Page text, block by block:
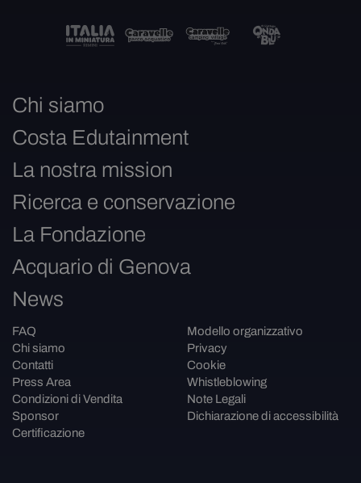
Chi siamo
Costa Edutainment
La nostra mission
Ricerca e conservazione
La Fondazione
Acquario di Genova
News
FAQ
Chi siamo
Contatti
Press Area
Condizioni di Vendita
Sponsor
Certificazione
Modello organizzativo
Privacy
Cookie
Whistleblowing
Note Legali
Dichiarazione di accessibilità